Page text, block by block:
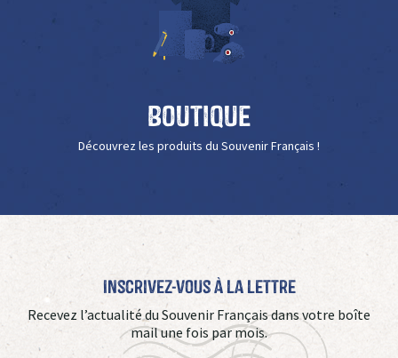
Boutique
Découvrez les produits du Souvenir Français !
Inscrivez-vous à La Lettre
Recevez l’actualité du Souvenir Français dans votre boîte
mail une fois par mois.